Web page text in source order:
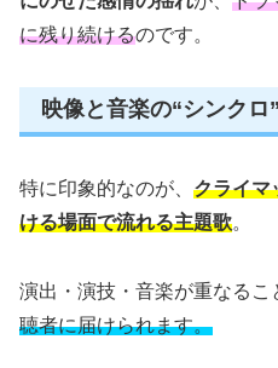
に残り続けるのです。
映像と音楽の“シンク
特に印象的なのが、 クライマ
ける場面で流れる主題歌。
演出・演技・音楽が重なるこ
聴者に届けられます。